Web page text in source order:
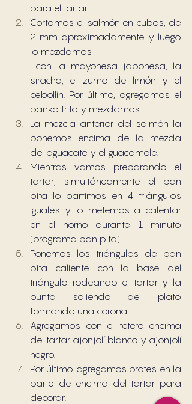
para el tartar.
Cortamos el salmón en cubos, de
2 mm aproximadamente y luego
lo mezclamos
con la mayonesa japonesa, la
siracha, el zumo de limón y el
cebollín. Por último, agregamos el
panko frito y mezclamos.
La mezcla anterior del salmón la
ponemos encima de la mezcla
del aguacate y el guacamole.
Mientras vamos preparando el
tartar, simultáneamente el pan
pita lo partimos en 4 triángulos
iguales y lo metemos a calentar
en el horno durante 1 minuto
(programa pan pita).
Ponemos los triángulos de pan
pita caliente con la base del
triángulo rodeando el tartar y la
punta saliendo del plato
formando una corona.
Agregamos con el tetero encima
del tartar ajonjolí blanco y ajonjolí
negro.
Por último agregamos brotes en la
parte de encima del tartar para
decorar.